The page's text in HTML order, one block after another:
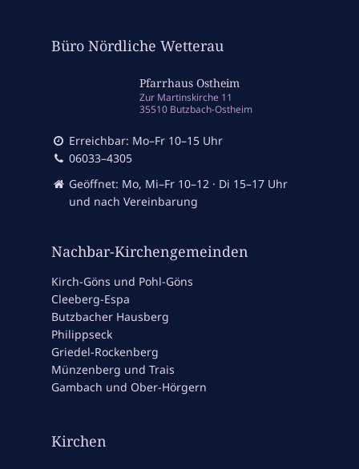
Büro Nördliche Wetterau
Pfarrhaus Ostheim
Zur Martinskirche 11
35510 Butzbach-Ostheim
Erreichbar: Mo–Fr 10–15 Uhr
06033–4305
Geöffnet: Mo, Mi–Fr 10–12 · Di 15–17 Uhr
und nach Vereinbarung
Nachbar-Kirchengemeinden
Kirch-Göns und Pohl-Göns
Cleeberg-Espa
Butzbacher Hausberg
Philippseck
Griedel-Rockenberg
Münzenberg und Trais
Gambach und Ober-Hörgern
Kirchen